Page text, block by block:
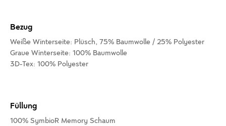
Bezug
Weiße Winterseite: Plüsch, 75% Baumwolle / 25% Polyester
Graue Winterseite: 100% Baumwolle
3D-Tex: 100% Polyester
Füllung
100% SymbioR Memory Schaum